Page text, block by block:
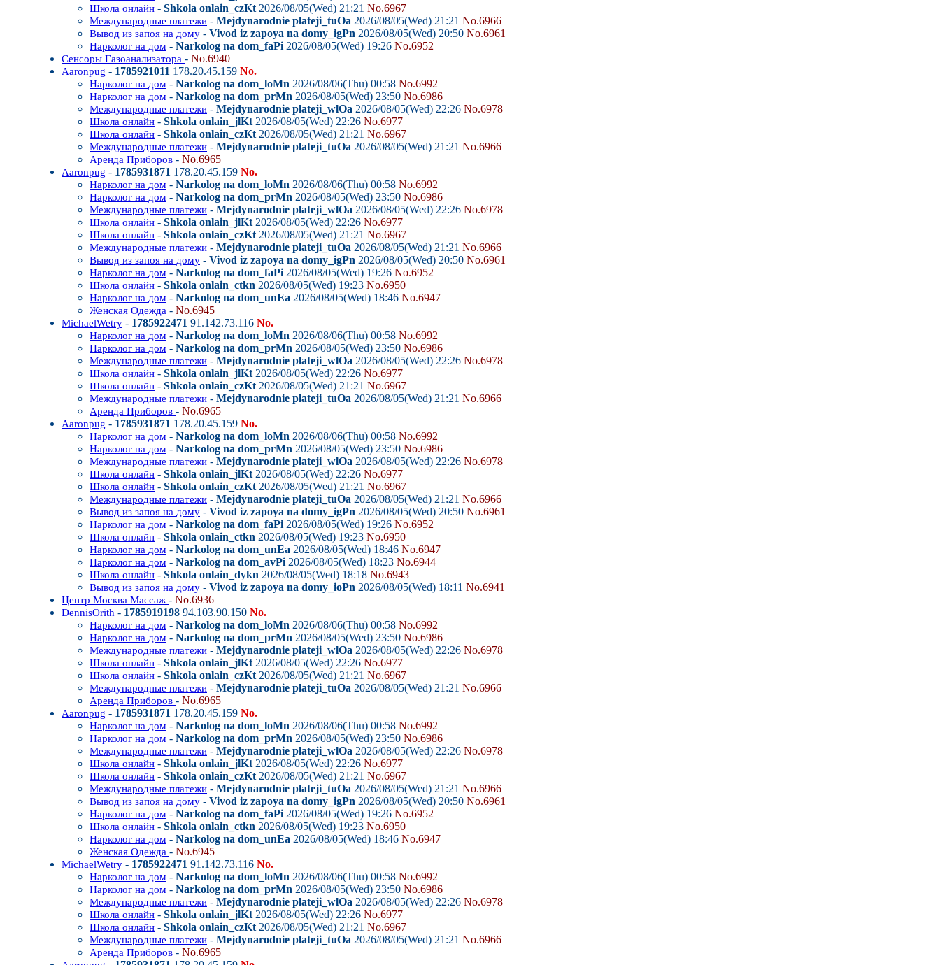
Школа онлайн - Shkola onlain_czKt 2026/08/05(Wed) 21:21 No.6967
Международные платежи - Mejdynarodnie plateji_tuOa 2026/08/05(Wed) 21:21 No.6966
Вывод из запоя на дому - Vivod iz zapoya na domy_igPn 2026/08/05(Wed) 20:50 No.6961
Нарколог на дом - Narkolog na dom_faPi 2026/08/05(Wed) 19:26 No.6952
Сенсоры Газоанализатора - No.6940
Aaronpug - 1785921011 178.20.45.159 No.
Нарколог на дом - Narkolog na dom_loMn 2026/08/06(Thu) 00:58 No.6992
Нарколог на дом - Narkolog na dom_prMn 2026/08/05(Wed) 23:50 No.6986
Международные платежи - Mejdynarodnie plateji_wlOa 2026/08/05(Wed) 22:26 No.6978
Школа онлайн - Shkola onlain_jlKt 2026/08/05(Wed) 22:26 No.6977
Школа онлайн - Shkola onlain_czKt 2026/08/05(Wed) 21:21 No.6967
Международные платежи - Mejdynarodnie plateji_tuOa 2026/08/05(Wed) 21:21 No.6966
Аренда Приборов - No.6965
Aaronpug - 1785931871 178.20.45.159 No.
Нарколог на дом - Narkolog na dom_loMn 2026/08/06(Thu) 00:58 No.6992
Нарколог на дом - Narkolog na dom_prMn 2026/08/05(Wed) 23:50 No.6986
Международные платежи - Mejdynarodnie plateji_wlOa 2026/08/05(Wed) 22:26 No.6978
Школа онлайн - Shkola onlain_jlKt 2026/08/05(Wed) 22:26 No.6977
Школа онлайн - Shkola onlain_czKt 2026/08/05(Wed) 21:21 No.6967
Международные платежи - Mejdynarodnie plateji_tuOa 2026/08/05(Wed) 21:21 No.6966
Вывод из запоя на дому - Vivod iz zapoya na domy_igPn 2026/08/05(Wed) 20:50 No.6961
Нарколог на дом - Narkolog na dom_faPi 2026/08/05(Wed) 19:26 No.6952
Школа онлайн - Shkola onlain_ctkn 2026/08/05(Wed) 19:23 No.6950
Нарколог на дом - Narkolog na dom_unEa 2026/08/05(Wed) 18:46 No.6947
Женская Одежда - No.6945
MichaelWetry - 1785922471 91.142.73.116 No.
Нарколог на дом - Narkolog na dom_loMn 2026/08/06(Thu) 00:58 No.6992
Нарколог на дом - Narkolog na dom_prMn 2026/08/05(Wed) 23:50 No.6986
Международные платежи - Mejdynarodnie plateji_wlOa 2026/08/05(Wed) 22:26 No.6978
Школа онлайн - Shkola onlain_jlKt 2026/08/05(Wed) 22:26 No.6977
Школа онлайн - Shkola onlain_czKt 2026/08/05(Wed) 21:21 No.6967
Международные платежи - Mejdynarodnie plateji_tuOa 2026/08/05(Wed) 21:21 No.6966
Аренда Приборов - No.6965
Aaronpug - 1785931871 178.20.45.159 No.
Нарколог на дом - Narkolog na dom_loMn 2026/08/06(Thu) 00:58 No.6992
Нарколог на дом - Narkolog na dom_prMn 2026/08/05(Wed) 23:50 No.6986
Международные платежи - Mejdynarodnie plateji_wlOa 2026/08/05(Wed) 22:26 No.6978
Школа онлайн - Shkola onlain_jlKt 2026/08/05(Wed) 22:26 No.6977
Школа онлайн - Shkola onlain_czKt 2026/08/05(Wed) 21:21 No.6967
Международные платежи - Mejdynarodnie plateji_tuOa 2026/08/05(Wed) 21:21 No.6966
Вывод из запоя на дому - Vivod iz zapoya na domy_igPn 2026/08/05(Wed) 20:50 No.6961
Нарколог на дом - Narkolog na dom_faPi 2026/08/05(Wed) 19:26 No.6952
Школа онлайн - Shkola onlain_ctkn 2026/08/05(Wed) 19:23 No.6950
Нарколог на дом - Narkolog na dom_unEa 2026/08/05(Wed) 18:46 No.6947
Нарколог на дом - Narkolog na dom_avPi 2026/08/05(Wed) 18:23 No.6944
Школа онлайн - Shkola onlain_dykn 2026/08/05(Wed) 18:18 No.6943
Вывод из запоя на дому - Vivod iz zapoya na domy_ioPn 2026/08/05(Wed) 18:11 No.6941
Центр Москва Массаж - No.6936
DennisOrith - 1785919198 94.103.90.150 No.
Нарколог на дом - Narkolog na dom_loMn 2026/08/06(Thu) 00:58 No.6992
Нарколог на дом - Narkolog na dom_prMn 2026/08/05(Wed) 23:50 No.6986
Международные платежи - Mejdynarodnie plateji_wlOa 2026/08/05(Wed) 22:26 No.6978
Школа онлайн - Shkola onlain_jlKt 2026/08/05(Wed) 22:26 No.6977
Школа онлайн - Shkola onlain_czKt 2026/08/05(Wed) 21:21 No.6967
Международные платежи - Mejdynarodnie plateji_tuOa 2026/08/05(Wed) 21:21 No.6966
Аренда Приборов - No.6965
Aaronpug - 1785931871 178.20.45.159 No.
Нарколог на дом - Narkolog na dom_loMn 2026/08/06(Thu) 00:58 No.6992
Нарколог на дом - Narkolog na dom_prMn 2026/08/05(Wed) 23:50 No.6986
Международные платежи - Mejdynarodnie plateji_wlOa 2026/08/05(Wed) 22:26 No.6978
Школа онлайн - Shkola onlain_jlKt 2026/08/05(Wed) 22:26 No.6977
Школа онлайн - Shkola onlain_czKt 2026/08/05(Wed) 21:21 No.6967
Международные платежи - Mejdynarodnie plateji_tuOa 2026/08/05(Wed) 21:21 No.6966
Вывод из запоя на дому - Vivod iz zapoya na domy_igPn 2026/08/05(Wed) 20:50 No.6961
Нарколог на дом - Narkolog na dom_faPi 2026/08/05(Wed) 19:26 No.6952
Школа онлайн - Shkola onlain_ctkn 2026/08/05(Wed) 19:23 No.6950
Нарколог на дом - Narkolog na dom_unEa 2026/08/05(Wed) 18:46 No.6947
Женская Одежда - No.6945
MichaelWetry - 1785922471 91.142.73.116 No.
Нарколог на дом - Narkolog na dom_loMn 2026/08/06(Thu) 00:58 No.6992
Нарколог на дом - Narkolog na dom_prMn 2026/08/05(Wed) 23:50 No.6986
Международные платежи - Mejdynarodnie plateji_wlOa 2026/08/05(Wed) 22:26 No.6978
Школа онлайн - Shkola onlain_jlKt 2026/08/05(Wed) 22:26 No.6977
Школа онлайн - Shkola onlain_czKt 2026/08/05(Wed) 21:21 No.6967
Международные платежи - Mejdynarodnie plateji_tuOa 2026/08/05(Wed) 21:21 No.6966
Аренда Приборов - No.6965